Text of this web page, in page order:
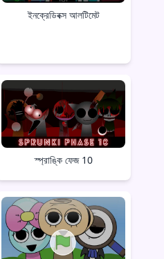
ইনক্রেডিবক্স আলটিমেট
স্প্রাঙ্কি ফেজ 10